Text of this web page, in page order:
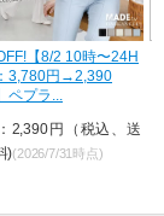
待望の再入荷！ラッシ
ードのインナーに 水陸
用ブラトップ胸元カバ
価格：2,790円～（税
送料無料)(2026/7/31時点)